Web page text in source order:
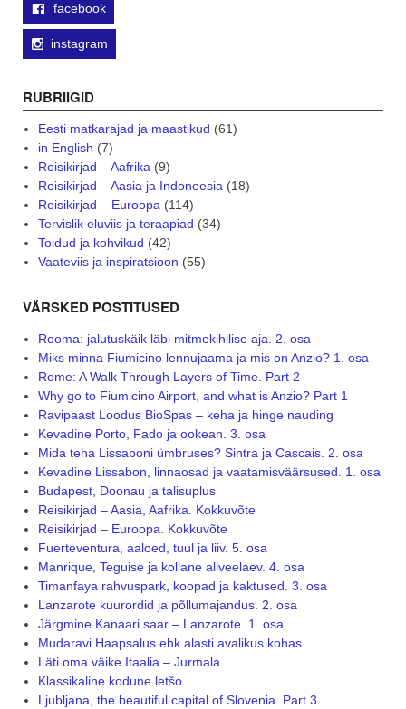
facebook
instagram
RUBRIIGID
Eesti matkarajad ja maastikud (61)
in English (7)
Reisikirjad – Aafrika(9)
Reisikirjad – Aasia ja Indoneesia(18)
Reisikirjad – Euroopa(114)
Tervislik eluviis ja teraapiad (34)
Toidud ja kohvikud (42)
Vaateviis ja inspiratsioon (55)
VÄRSKED POSTITUSED
Rooma: jalutuskäik läbi mitmekihilise aja. 2. osa
Miks minna Fiumicino lennujaama ja mis on Anzio? 1. osa
Rome: A Walk Through Layers of Time. Part 2
Why go to Fiumicino Airport, and what is Anzio? Part 1
Ravipaast Loodus BioSpas – keha ja hinge nauding
Kevadine Porto, Fado ja ookean. 3. osa
Mida teha Lissaboni ümbruses? Sintra ja Cascais. 2. osa
Kevadine Lissabon, linnaosad ja vaatamisväärsused. 1. osa
Budapest, Doonau ja talisuplus
Reisikirjad – Aasia, Aafrika. Kokkuvõte
Reisikirjad – Euroopa. Kokkuvõte
Fuerteventura, aaloed, tuul ja liiv. 5. osa
Manrique, Teguise ja kollane allveelaev. 4. osa
Timanfaya rahvuspark, koopad ja kaktused. 3. osa
Lanzarote kuurordid ja põllumajandus. 2. osa
Järgmine Kanaari saar – Lanzarote. 1. osa
Mudaravi Haapsalus ehk alasti avalikus kohas
Läti oma väike Itaalia – Jurmala
Klassikaline kodune letšo
Ljubljana, the beautiful capital of Slovenia. Part 3